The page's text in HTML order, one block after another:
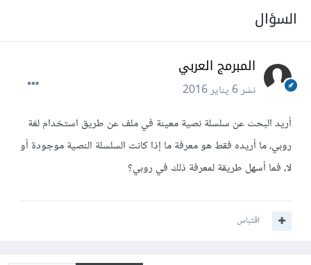
السؤال
المبرمج العربي
نشر6 يناير 2016
أريد البحث عن سلسلة نصية معينة في ملف عن طريق استخدام لغة
روبي، ما أريده فقط هو معرفة ما إذا كانت السلسلة النصية موجودة أو
لا، فما أسهل طريقة لمعرفة ذلك في روبي؟
اقتباس